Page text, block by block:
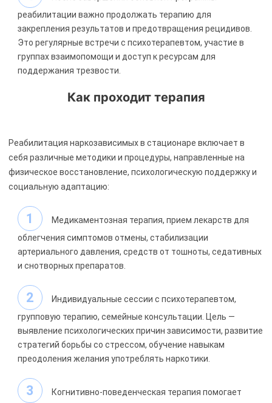
реабилитации важно продолжать терапию для
закрепления результатов и предотвращения рецидивов.
Это регулярные встречи с психотерапевтом, участие в
группах взаимопомощи и доступ к ресурсам для
поддержания трезвости.
Как проходит терапия
Реабилитация наркозависимых в стационаре включает в
себя различные методики и процедуры, направленные на
физическое восстановление, психологическую поддержку и
социальную адаптацию:
Медикаментозная терапия, прием лекарств для
облегчения симптомов отмены, стабилизации
артериального давления, средств от тошноты, седативных
и снотворных препаратов.
Индивидуальные сессии с психотерапевтом,
групповую терапию, семейные консультации. Цель —
выявление психологических причин зависимости, развитие
стратегий борьбы со стрессом, обучение навыкам
преодоления желания употреблять наркотики.
Когнитивно-поведенческая терапия помогает